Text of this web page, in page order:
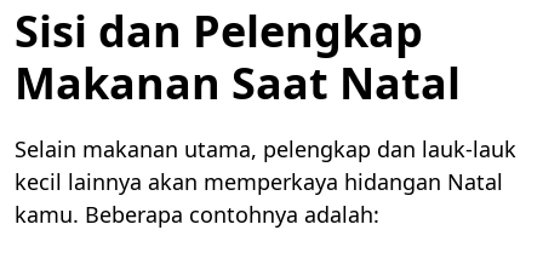
Sisi dan Pelengkap
Makanan Saat Natal
Selain makanan utama, pelengkap dan lauk-lauk
kecil lainnya akan memperkaya hidangan Natal
kamu. Beberapa contohnya adalah: